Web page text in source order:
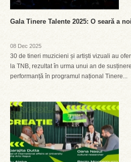
Gala Tinere Talente 2025: O seară a
08 Dec 2025
30 de tineri muzicieni și artiști vizuali au
la TNB, rezultat în urma unui an de
performanță în programul național Tinere...